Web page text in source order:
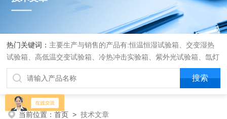
热门关键词： 主要生产与销售的产品有:恒温恒湿试验箱、交变湿热
试验箱、高低温交变试验箱、冷热冲击实验箱、紫外光试验箱、氙灯
老化箱、恒温恒湿实验室、沙尘试验箱、淋雨试验箱、盐水喷雾试验
箱、各种振动试验台、拉力试验机、蒸汽老化试验机、跌落试验机、
插拔力试验机、按健寿命试验机、纸带耐磨擦试验机、工业烘烤箱
当前位置：首页 >技术文章